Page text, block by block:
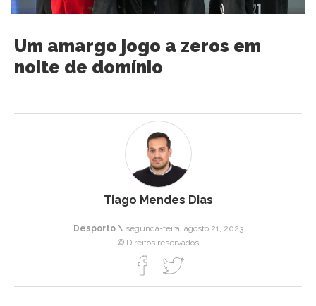
Um amargo jogo a zeros em
noite de domínio
Tiago Mendes Dias
Desporto \ segunda-feira, agosto 21, 2023
© Direitos reservados